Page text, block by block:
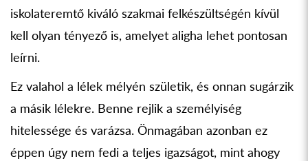
iskolateremtő kiváló szakmai felkészültségén kívül
kell olyan tényező is, amelyet aligha lehet pontosan
leírni.
Ez valahol a lélek mélyén születik, és onnan sugárzik
a másik lélekre. Benne rejlik a személyiség
hitelessége és varázsa. Önmagában azonban ez
éppen úgy nem fedi a teljes igazságot, mint ahogy